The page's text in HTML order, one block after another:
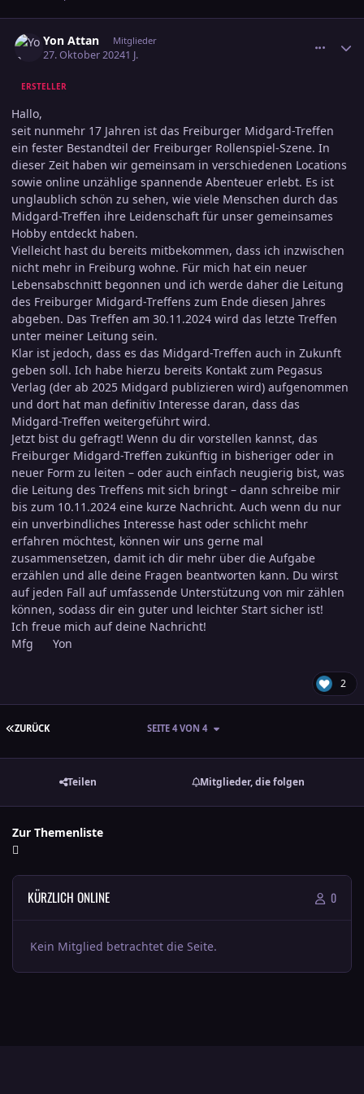
Yon Attan Mitglieder
27. Oktober 20241 J.
ERSTELLER
Hallo,
seit nunmehr 17 Jahren ist das Freiburger Midgard-Treffen
ein fester Bestandteil der Freiburger Rollenspiel-Szene. In
dieser Zeit haben wir gemeinsam in verschiedenen Locations
sowie online unzählige spannende Abenteuer erlebt. Es ist
unglaublich schön zu sehen, wie viele Menschen durch das
Midgard-Treffen ihre Leidenschaft für unser gemeinsames
Hobby entdeckt haben.
Vielleicht hast du bereits mitbekommen, dass ich inzwischen
nicht mehr in Freiburg wohne. Für mich hat ein neuer
Lebensabschnitt begonnen und ich werde daher die Leitung
des Freiburger Midgard-Treffens zum Ende diesen Jahres
abgeben. Das Treffen am 30.11.2024 wird das letzte Treffen
unter meiner Leitung sein.
Klar ist jedoch, dass es das Midgard-Treffen auch in Zukunft
geben soll. Ich habe hierzu bereits Kontakt zum Pegasus
Verlag (der ab 2025 Midgard publizieren wird) aufgenommen
und dort hat man definitiv Interesse daran, dass das
Midgard-Treffen weitergeführt wird.
Jetzt bist du gefragt! Wenn du dir vorstellen kannst, das
Freiburger Midgard-Treffen zukünftig in bisheriger oder in
neuer Form zu leiten – oder auch einfach neugierig bist, was
die Leitung des Treffens mit sich bringt – dann schreibe mir
bis zum 10.11.2024 eine kurze Nachricht. Auch wenn du nur
ein unverbindliches Interesse hast oder schlicht mehr
erfahren möchtest, können wir uns gerne mal
zusammensetzen, damit ich dir mehr über die Aufgabe
erzählen und alle deine Fragen beantworten kann. Du wirst
auf jeden Fall auf umfassende Unterstützung von mir zählen
können, sodass dir ein guter und leichter Start sicher ist!
Ich freue mich auf deine Nachricht!
Mfg Yon
2
ERSTE SEITE
ZURÜCK SEITE 4 VON 4
Teilen Mitglieder, die folgen
Zur Themenliste
KÜRZLICH ONLINE 0
Kein Mitglied betrachtet die Seite.